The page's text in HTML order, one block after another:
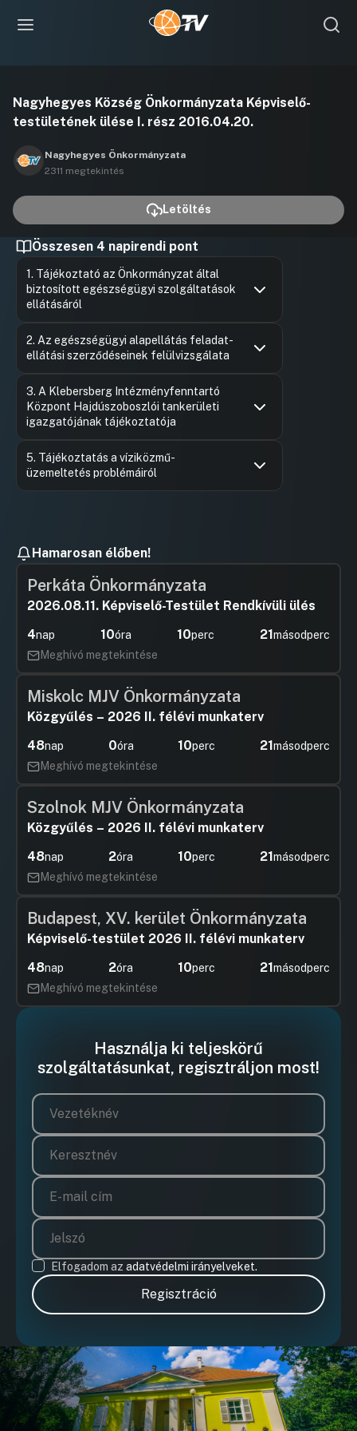
lejátszása
Nagyhegyes Község Önkormányzata Képviselő-
testületének ülése I. rész 2016.04.20.
Nagyhegyes Önkormányzata
2311 megtekintés
Letöltés
Összesen 4 napirendi pont
1. Tájékoztató az Önkormányzat által
biztosított egészségügyi szolgáltatások
ellátásáról
2. Az egészségügyi alapellátás feladat-
ellátási szerződéseinek felülvizsgálata
3. A Klebersberg Intézményfenntartó
Központ Hajdúszoboszlói tankerületi
igazgatójának tájékoztatója
5. Tájékoztatás a víziközmű-
üzemeltetés problémáiról
Hamarosan élőben!
Perkáta Önkormányzata
2026.08.11. Képviselő-Testület Rendkívüli ülés
4nap 10óra 10perc 21másodperc
Meghívó megtekintése
Miskolc MJV Önkormányzata
Közgyűlés – 2026 II. félévi munkaterv
48nap 0óra 10perc 21másodperc
Meghívó megtekintése
Szolnok MJV Önkormányzata
Közgyűlés – 2026 II. félévi munkaterv
48nap 2óra 10perc 21másodperc
Meghívó megtekintése
Budapest, XV. kerület Önkormányzata
Képviselő-testület 2026 II. félévi munkaterv
48nap 2óra 10perc 21másodperc
Meghívó megtekintése
Használja ki teljeskörű
szolgáltatásunkat, regisztráljon most!
Elfogadom az adatvédelmi irányelveket.
Regisztráció